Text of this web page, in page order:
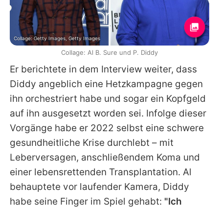
Er berichtete in dem Interview weiter, dass
Diddy angeblich eine Hetzkampagne gegen
ihn orchestriert habe und sogar ein Kopfgeld
auf ihn ausgesetzt worden sei. Infolge dieser
Vorgänge habe er 2022 selbst eine schwere
gesundheitliche Krise durchlebt – mit
Leberversagen, anschließendem Koma und
einer lebensrettenden Transplantation. Al
behauptete vor laufender Kamera, Diddy
habe seine Finger im Spiel gehabt: "Ich
Collage: Getty Images, Getty Images
Collage: Al B. Sure und P. Diddy